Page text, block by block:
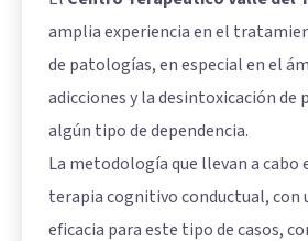
amplia experiencia en el
de patologías, en especial en el
adicciones y la desintoxicación de
algún tipo de dependencia.
La metodología que llevan a cabo
terapia cognitivo conductual, con
eficacia para este tipo de casos,